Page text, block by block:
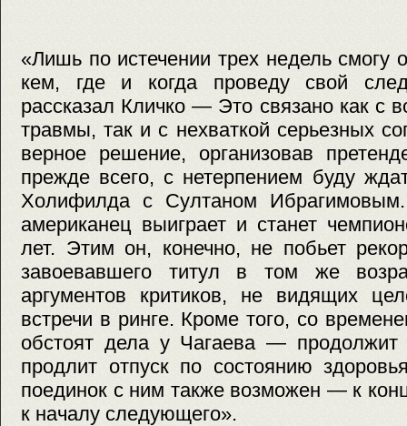
«Лишь по истечении трех недель смогу
кем, где и когда проведу свой
рассказал Кличко — Это связано как с
травмы, так и с нехваткой серьезных
верное решение, организовав
прежде всего, с нетерпением буду
Холифилда с Султаном
американец выиграет и станет
лет. Этим он, конечно, не побьет
завоевавшего титул в том же
аргументов критиков, не видящих
встречи в ринге. Кроме того, со
обстоят дела у Чагаева —
продлит отпуск по состоянию
поединок с ним также возможен — к
к началу следующего».